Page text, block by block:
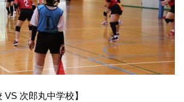
VS 次郎丸中学校】